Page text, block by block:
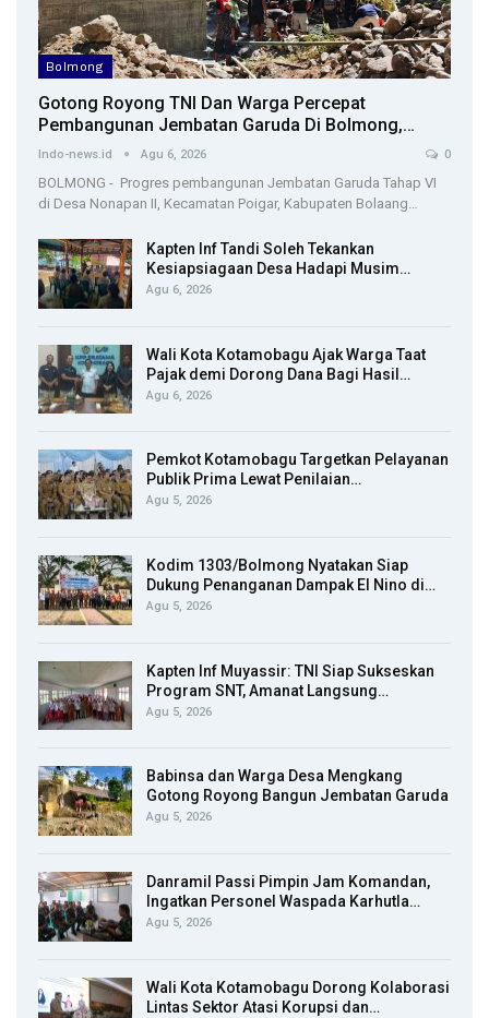
Bolmong
Gotong Royong TNI Dan Warga Percepat
Pembangunan Jembatan Garuda Di Bolmong,…
Indo-news.id Agu 6, 2026 0
BOLMONG - Progres pembangunan Jembatan Garuda Tahap VI
di Desa Nonapan II, Kecamatan Poigar, Kabupaten Bolaang…
Kapten Inf Tandi Soleh Tekankan
Kesiapsiagaan Desa Hadapi Musim…
Agu 6, 2026
Wali Kota Kotamobagu Ajak Warga Taat
Pajak demi Dorong Dana Bagi Hasil…
Agu 6, 2026
Pemkot Kotamobagu Targetkan Pelayanan
Publik Prima Lewat Penilaian…
Agu 5, 2026
Kodim 1303/Bolmong Nyatakan Siap
Dukung Penanganan Dampak El Nino di…
Agu 5, 2026
Kapten Inf Muyassir: TNI Siap Sukseskan
Program SNT, Amanat Langsung…
Agu 5, 2026
Babinsa dan Warga Desa Mengkang
Gotong Royong Bangun Jembatan Garuda
Agu 5, 2026
Danramil Passi Pimpin Jam Komandan,
Ingatkan Personel Waspada Karhutla…
Agu 5, 2026
Wali Kota Kotamobagu Dorong Kolaborasi
Lintas Sektor Atasi Korupsi dan…